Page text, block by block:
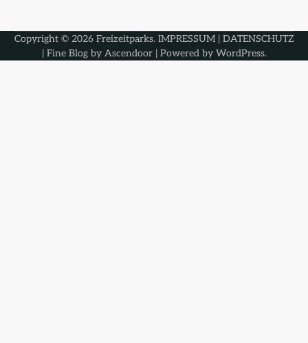
Copyright © 2026 Freizeitparks. IMPRESSUM| DATENSCHUTZ
| Fine Blog by Ascendoor| Powered by WordPress.